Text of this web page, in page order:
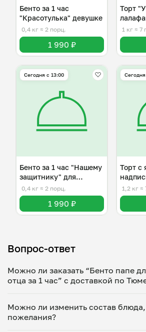
Бенто за 1 час
"Красотулька" девушке
0,4 кг ≈ 2 порц.
1 990 ₽
Торт
1 кг ≈ 7
Сегодня с 13:00
Бенто за 1 час "Нашему
защитнику" для
мужчины
0,4 кг ≈ 2 порц.
1 990 ₽
Торт с
1,2 кг ≈
Вопрос-ответ
Можно ли заказать “Бенто папе
отца за 1 час” с доставкой по
Укажите удобное время — и
домашнее блюдо в большой
Можно ли изменить состав блюда,
пожелания?